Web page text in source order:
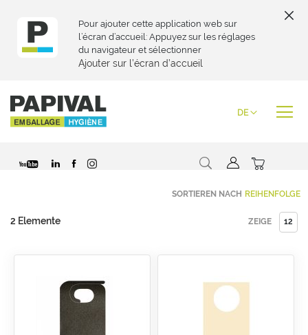
Pour ajouter cette application web sur
l’écran d’accueil: Appuyez sur les réglages
du navigateur et sélectionner
Ajouter sur l’écran d’accueil
Inhalt
springen
Sprache
DE
Suche Mein
2 Elemente ZEIGE
SORTIEREN NACH